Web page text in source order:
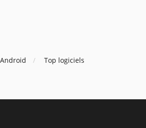
Android Top logiciels